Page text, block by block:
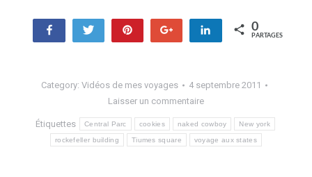
Partagez Tweetez Enregistrer Partagez
0
PARTAGES
Category: Vidéos de mes voyages
4 septembre 2011
Laisser un commentaire
Étiquettes Central Parc cookies naked cowboy New york
rockefeller building Tiumes square voyage aux states